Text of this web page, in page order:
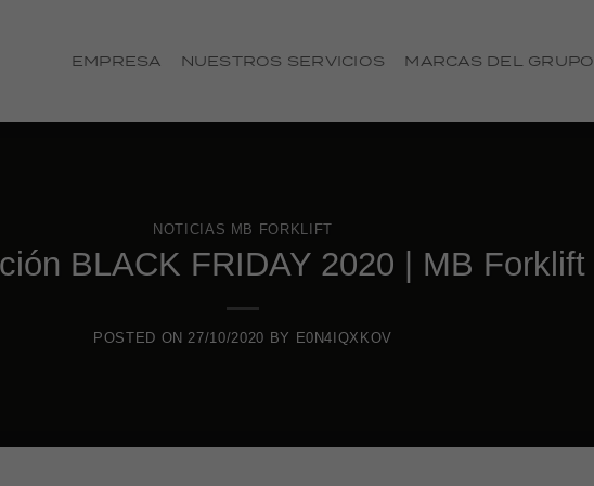
EMPRESA NUESTROS SERVICIOS MARCAS DEL GRUPO
NOTICIAS MB FORKLIFT
BLACK FRIDAY 2020 | MB Forklift
POSTED ON27/10/2020 BY E0N4IQXKOV